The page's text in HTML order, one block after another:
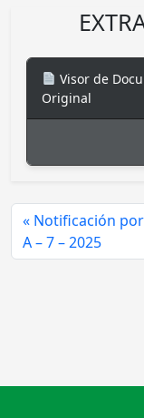
Visor de
Original
Notificación
A – 7 – 2025